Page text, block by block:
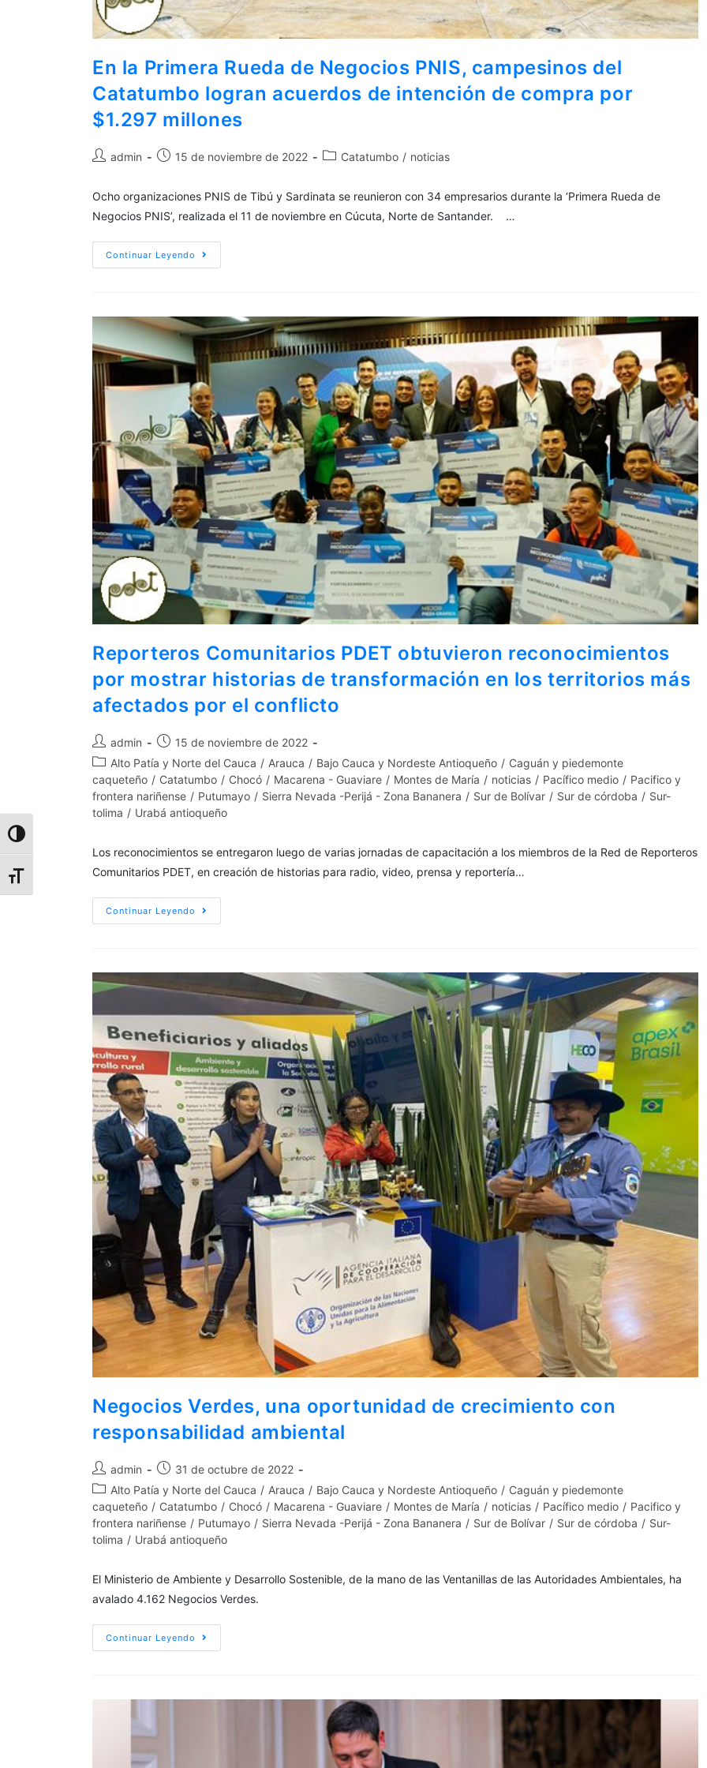
Alternar alto contraste
Alternar tamaño de letra
En la Primera Rueda de Negocios PNIS, campesinos del
Catatumbo logran acuerdos de intención de compra por
$1.297 millones
admin 15 de noviembre de 2022 Catatumbo / noticias
Ocho organizaciones PNIS de Tibú y Sardinata se reunieron con 34 empresarios durante la ‘Primera Rueda de
Negocios PNIS’, realizada el 11 de noviembre en Cúcuta, Norte de Santander. …
Continuar Leyendo
Reporteros Comunitarios PDET obtuvieron reconocimientos
por mostrar historias de transformación en los territorios más
afectados por el conflicto
admin
15 de noviembre de 2022
Alto Patía y Norte del Cauca / Arauca / Bajo Cauca y Nordeste Antioqueño / Caguán y piedemonte
caqueteño / Catatumbo / Chocó / Macarena - Guaviare / Montes de María / noticias / Pacífico medio / Pacifico y
frontera nariñense / Putumayo / Sierra Nevada -Perijá - Zona Bananera / Sur de Bolívar / Sur de córdoba / Sur-
tolima / Urabá antioqueño
Los reconocimientos se entregaron luego de varias jornadas de capacitación a los miembros de la Red de Reporteros
Comunitarios PDET, en creación de historias para radio, video, prensa y reportería…
Continuar Leyendo
Negocios Verdes, una oportunidad de crecimiento con
responsabilidad ambiental
admin
31 de octubre de 2022
Alto Patía y Norte del Cauca / Arauca / Bajo Cauca y Nordeste Antioqueño / Caguán y piedemonte
caqueteño / Catatumbo / Chocó / Macarena - Guaviare / Montes de María / noticias / Pacífico medio / Pacifico y
frontera nariñense / Putumayo / Sierra Nevada -Perijá - Zona Bananera / Sur de Bolívar / Sur de córdoba / Sur-
tolima / Urabá antioqueño
El Ministerio de Ambiente y Desarrollo Sostenible, de la mano de las Ventanillas de las Autoridades Ambientales, ha
avalado 4.162 Negocios Verdes.
Continuar Leyendo